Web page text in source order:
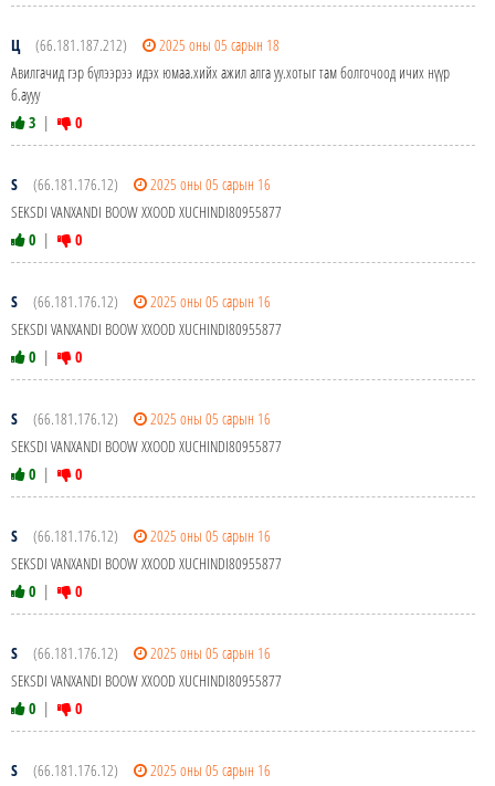
Ц (66.181.187.212)
2025 оны 05 сарын 18
Авилгачид гэр бүлээрээ идэх юмаа.хийх ажил алга уу.хотыг там болгочоод ичих нүүр
б.аууу
3 | 0
S (66.181.176.12)
2025 оны 05 сарын 16
SEKSDI VANXANDI BOOW XXOOD XUCHINDI80955877
0 | 0
S (66.181.176.12)
2025 оны 05 сарын 16
SEKSDI VANXANDI BOOW XXOOD XUCHINDI80955877
0 | 0
S (66.181.176.12)
2025 оны 05 сарын 16
SEKSDI VANXANDI BOOW XXOOD XUCHINDI80955877
0 | 0
S (66.181.176.12)
2025 оны 05 сарын 16
SEKSDI VANXANDI BOOW XXOOD XUCHINDI80955877
0 | 0
S (66.181.176.12)
2025 оны 05 сарын 16
SEKSDI VANXANDI BOOW XXOOD XUCHINDI80955877
0 | 0
S (66.181.176.12)
2025 оны 05 сарын 16